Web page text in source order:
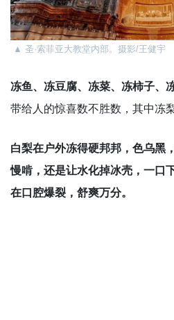
▲ 圣·索菲亚大教堂内部。摄影/王健宇
冻鱼、冻豆腐、冻菜、冻柿子
带给人的惊喜数不胜数，其中冻
白梨在户外冻得硬邦邦，色乌黑
慢啃，还是让水化掉冰壳，一口
在口腔爆裂，舒爽万分。